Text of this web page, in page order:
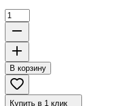
В корзину
Купить в 1 клик